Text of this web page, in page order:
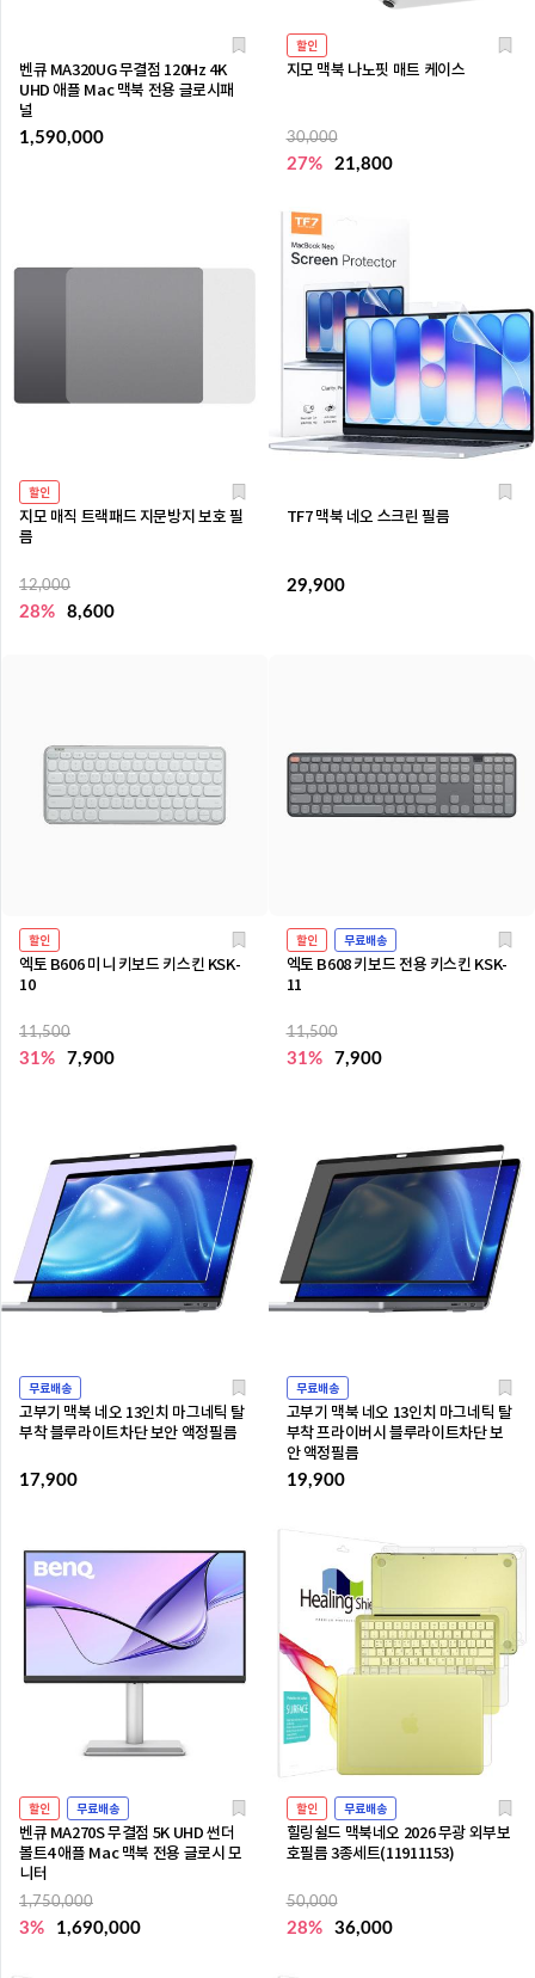
벤큐 MA320UG 무결점 120Hz 4K
UHD 애플 Mac 맥북 전용 글로시패
널
1,590,000
할인
지모 맥북 나노핏 매트 케이스
30,000
27% 21,800
할인
지모 매직 트랙패드 지문방지 보호 필
름
12,000
28% 8,600
TF7 맥북 네오 스크린 필름
29,900
할인
엑토 B606 미니 키보드 키스킨 KSK-
10
11,500
31% 7,900
할인 무료배송
엑토 B608 키보드 전용 키스킨 KSK-
11
11,500
31% 7,900
무료배송
고부기 맥북 네오 13인치 마그네틱 탈
부착 블루라이트차단 보안 액정필름
17,900
무료배송
고부기 맥북 네오 13인치 마그네틱 탈
부착 프라이버시 블루라이트차단 보
안 액정필름
19,900
할인 무료배송
벤큐 MA270S 무결점 5K UHD 썬더
볼트4 애플 Mac 맥북 전용 글로시 모
니터
1,750,000
3% 1,690,000
할인 무료배송
힐링쉴드 맥북네오 2026 무광 외부보
호필름 3종세트(11911153)
50,000
28% 36,000